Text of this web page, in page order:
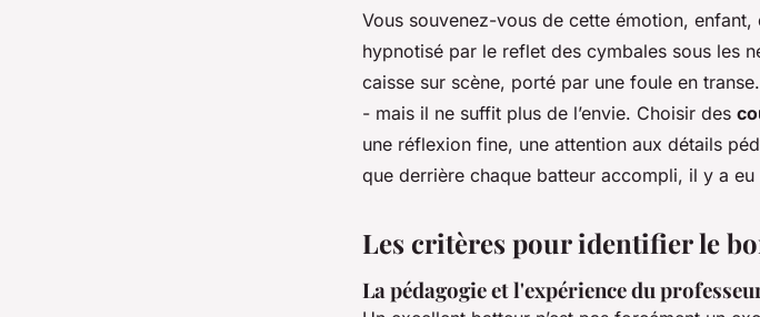
Comment bien choisir des
batterie à Valenciennes ?
Vous souvenez-vous de cette émotion, enfant,
hypnotisé par le reflet des cymbales sous les
caisse sur scène, porté par une foule en
- mais il ne suffit plus de l’envie. Choisir des
une réflexion fine, une attention aux détails
que derrière chaque batteur accompli, il y a
Les critères pour identifier le
La pédagogie et l'expérience du